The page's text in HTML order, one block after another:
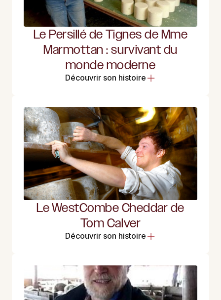
Le Persillé de Tignes de Mme
Marmottan : survivant du
monde moderne
Découvrir son histoire
Le WestCombe Cheddar de
Tom Calver
Découvrir son histoire